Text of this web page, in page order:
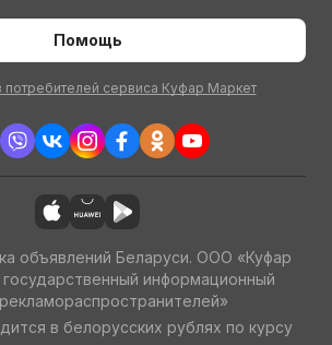
Помощь
потребителей сервиса Куфар Маркет
объявлений Беларуси. ООО «Куфар
информационный
в белорусских рублях по курсу